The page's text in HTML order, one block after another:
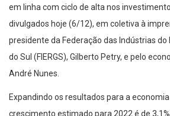
em linha com ciclo de alta nos
divulgados hoje (6/12), em coletiva à
presidente da Federação das Indústrias do
do Sul (FIERGS), Gilberto Petry, e pelo
André Nunes.
Expandindo os resultados para a
crescimento estimado para 2022 é de